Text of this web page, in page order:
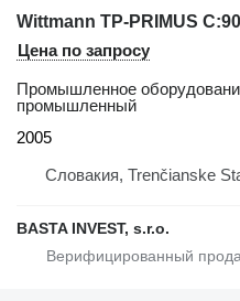
Wittmann TP-PRIMUS
Цена по запросу
Промышленное
промышленный
2005
Словакия, Trenčianske
BASTA INVEST, s.r.o.